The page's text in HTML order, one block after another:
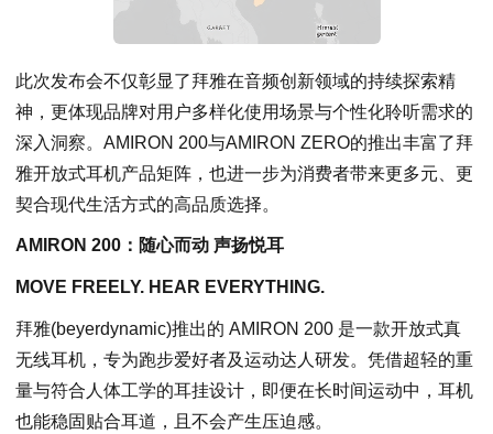
此次发布会不仅彰显了拜雅在音频创新领域的持续探索精
神，更体现品牌对用户多样化使用场景与个性化聆听需求的
深入洞察。AMIRON 200与AMIRON ZERO的推出丰富了拜
雅开放式耳机产品矩阵，也进一步为消费者带来更多元、更
契合现代生活方式的高品质选择。
AMIRON 200：随心而动 声扬悦耳
MOVE FREELY. HEAR EVERYTHING.
拜雅(beyerdynamic)推出的 AMIRON 200 是一款开放式真
无线耳机，专为跑步爱好者及运动达人研发。凭借超轻的重
量与符合人体工学的耳挂设计，即便在长时间运动中，耳机
也能稳固贴合耳道，且不会产生压迫感。